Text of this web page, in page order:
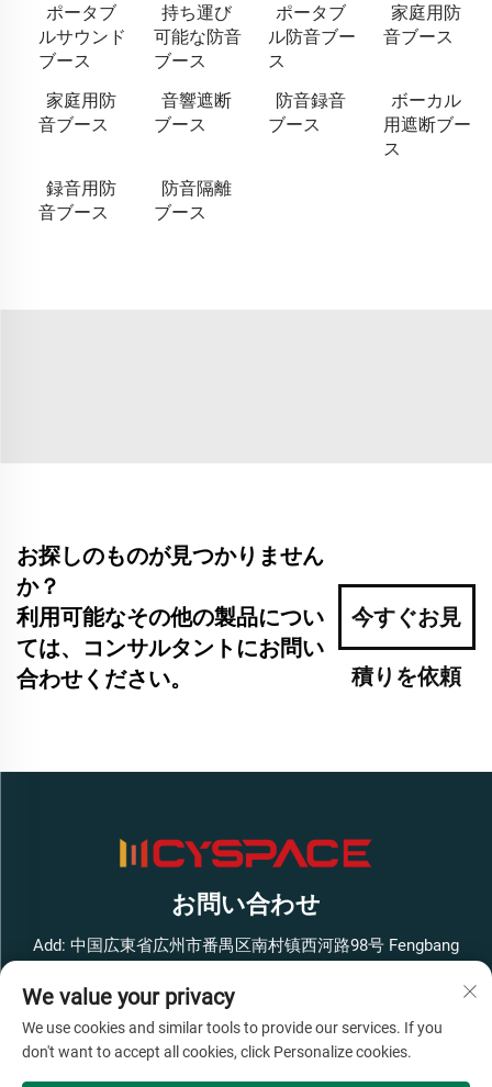
ポータブ
ルサウンド
ブース
持ち運び
可能な防音
ブース
ポータブ
ル防音ブー
ス
家庭用防
音ブース
家庭用防
音ブース
音響遮断
ブース
防音録音
ブース
ボーカル
用遮断ブー
ス
録音用防
音ブース
防音隔離
ブース
お探しのものが見つかりません
か？
利用可能なその他の製品につい
ては、コンサルタントにお問い
合わせください。
今すぐお見
積りを依頼
お問い合わせ
Add: 中国広東省広州市番禺区南村镇西河路98号 Fengbang
電話番号： +86-13316062192
メールアドレス：[email protected]
We value your privacy
We use cookies and similar tools to provide our services. If you
don't want to accept all cookies, click Personalize cookies.